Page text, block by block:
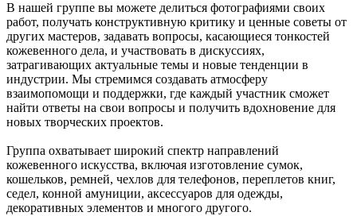
В нашей группе вы можете делиться фотографиями своих
работ, получать конструктивную критику и ценные советы от
других мастеров, задавать вопросы, касающиеся тонкостей
кожевенного дела, и участвовать в дискуссиях,
затрагивающих актуальные темы и новые тенденции в
индустрии. Мы стремимся создавать атмосферу
взаимопомощи и поддержки, где каждый участник сможет
найти ответы на свои вопросы и получить вдохновение для
новых творческих проектов.
Группа охватывает широкий спектр направлений
кожевенного искусства, включая изготовление сумок,
кошельков, ремней, чехлов для телефонов, переплетов книг,
седел, конной амуниции, аксессуаров для одежды,
декоративных элементов и многого другого.